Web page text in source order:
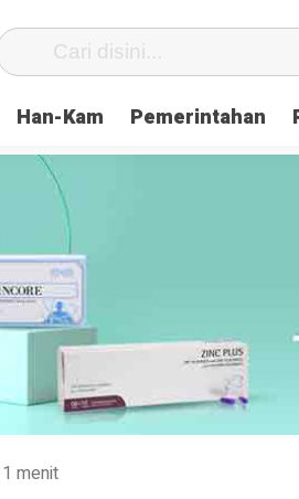
Han-Kam Pemerintahan
menit